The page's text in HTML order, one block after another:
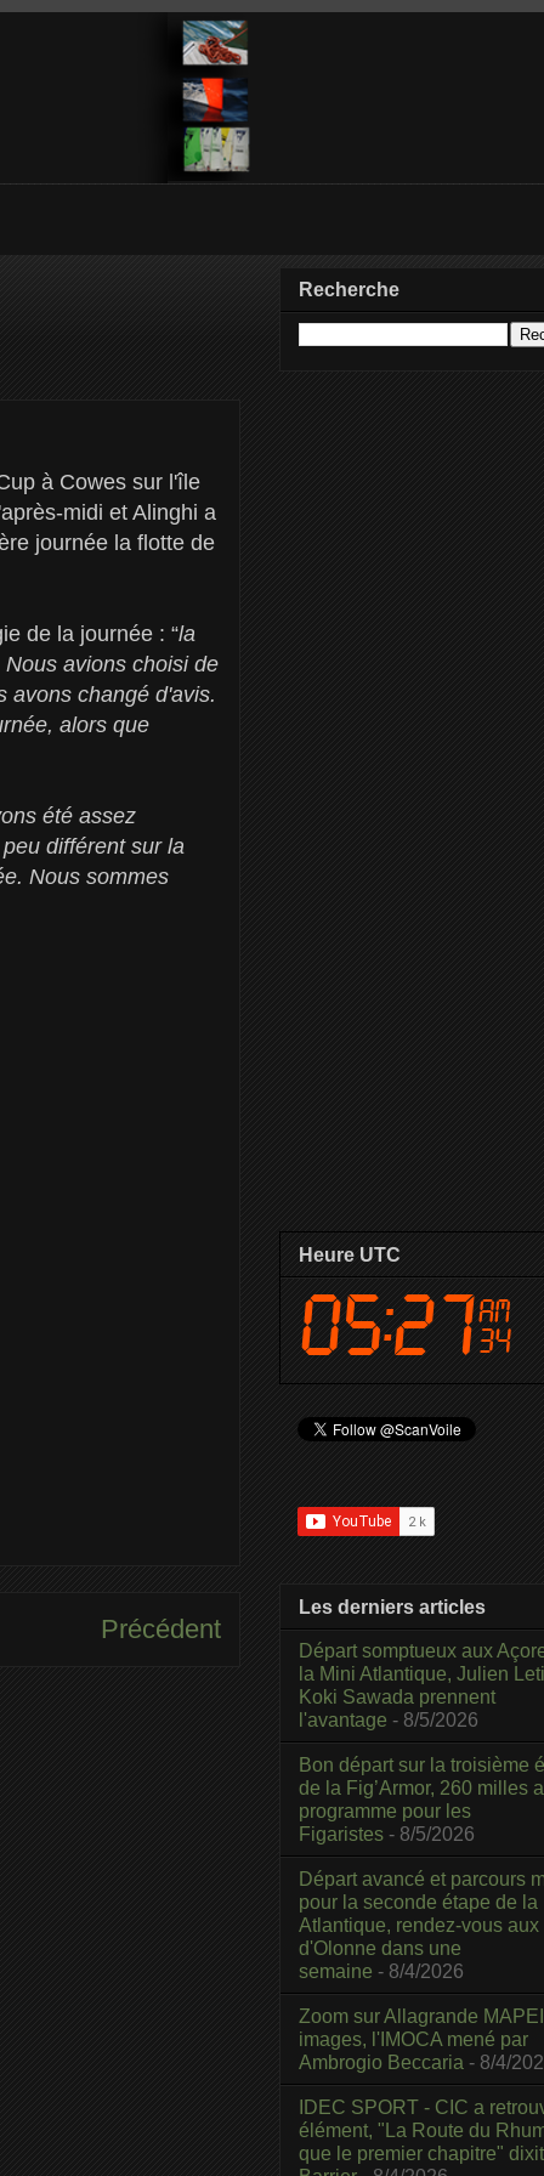
à Cowes sur l'île
midi et Alinghi a
journée la flotte de
de la journée : “la
avions choisi de
avons changé d'avis.
alors que
été assez
différent sur la
Nous sommes
Précédent
Recherche
Heure UTC
Les derniers articles
Départ somptueux aux
la Mini Atlantique, Julien
Koki Sawada prennent
l'avantage - 8/5/2026
Bon départ sur la troisième
de la Fig’Armor, 260 milles
programme pour les
Figaristes - 8/5/2026
Départ avancé et parcours
pour la seconde étape de la
Atlantique, rendez-vous
d'Olonne dans une
semaine - 8/4/2026
Zoom sur Allagrande
images, l'IMOCA mené par
Ambrogio Beccaria - 8/4/
IDEC SPORT - CIC a
élément, "La Route du
que le premier chapitre"